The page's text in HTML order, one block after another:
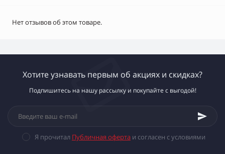
Нет отзывов об этом товаре.
Хотите узнавать первым об акциях и скидках?
Подпишитесь на нашу рассылку и покупайте с выгодой!
Я прочитал Публичная оферта и согласен с условиями